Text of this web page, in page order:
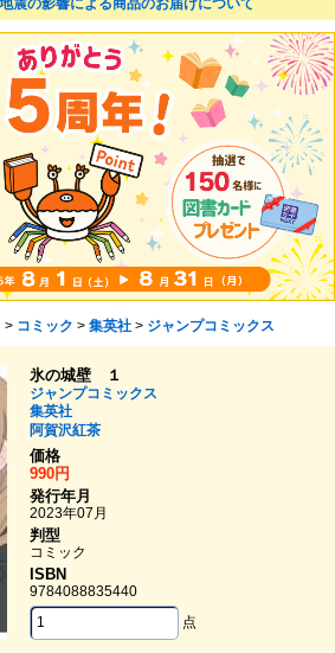
地震の影響による商品のお届けについて
> コミック > 集英社> ジャンプコミックス
氷の城壁 １
ジャンプコミックス
集英社
阿賀沢紅茶
価格
990円
発行年月
2023年07月
判型
コミック
ISBN
9784088835440
点